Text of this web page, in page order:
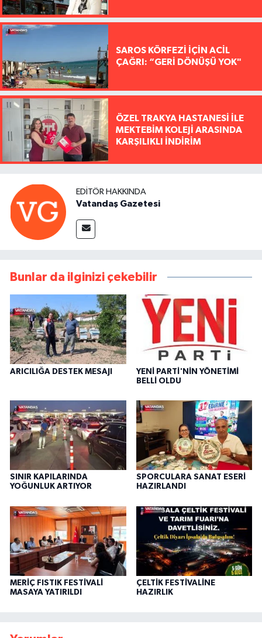
SAROS KÖRFEZİ İÇİN ACİL
ÇAĞRI: “GERİ DÖNÜŞÜ YOK"
ÖZEL TRAKYA HASTANESİ İLE
MEKTEBİM KOLEJİ ARASINDA
KARŞILIKLI İNDİRİM
EDITÖR HAKKINDA
Vatandaş Gazetesi
Bunlar da ilginizi çekebilir
ARICILIĞA DESTEK MESAJI
YENİ PARTİ'NİN YÖNETİMİ
BELLİ OLDU
SINIR KAPILARINDA
YOĞUNLUK ARTIYOR
SPORCULARA SANAT ESERİ
HAZIRLANDI
MERİÇ FISTIK FESTİVALİ
MASAYA YATIRILDI
ÇELTİK FESTİVALİNE
HAZIRLIK